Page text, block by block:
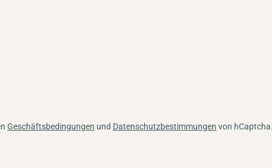
Geschäftsbedingungen und Datenschutzbestimmungen von hCaptcha.